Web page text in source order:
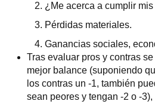
¿Me acerca a cumplir
Pérdidas materiales.
Ganancias sociales,
Tras evaluar pros y contras
mejor balance (suponiendo
los contras un -1, también
sean peores y tengan -2 o -